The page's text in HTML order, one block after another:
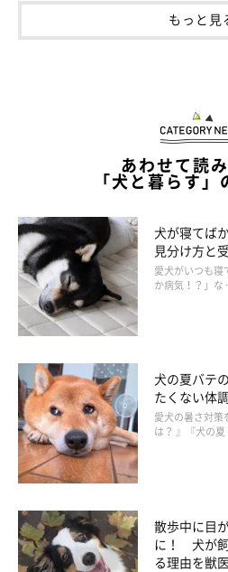
関連記事:
「ペットフード安全
すか。～法整備の目
子犬・成犬・シニア犬（
ワワのドッグフード
もっと見
あわせて読
「犬と暮らす
犬が寝てば
見分け方と
愛犬がいつも寝
か病気！？」
犬の夏バテ
たくない体
愛犬の暑さ対策
は？ 』『犬の
散歩中に目
に！ 犬が
る理由を獣